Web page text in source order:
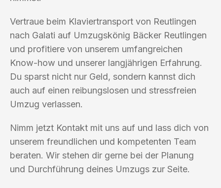
Vertraue beim Klaviertransport von Reutlingen
nach Galati auf Umzugskönig Bäcker Reutlingen
und profitiere von unserem umfangreichen
Know-how und unserer langjährigen Erfahrung.
Du sparst nicht nur Geld, sondern kannst dich
auch auf einen reibungslosen und stressfreien
Umzug verlassen.
Nimm jetzt Kontakt mit uns auf und lass dich von
unserem freundlichen und kompetenten Team
beraten. Wir stehen dir gerne bei der Planung
und Durchführung deines Umzugs zur Seite.